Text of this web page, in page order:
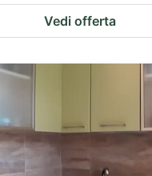
Vedi offerta